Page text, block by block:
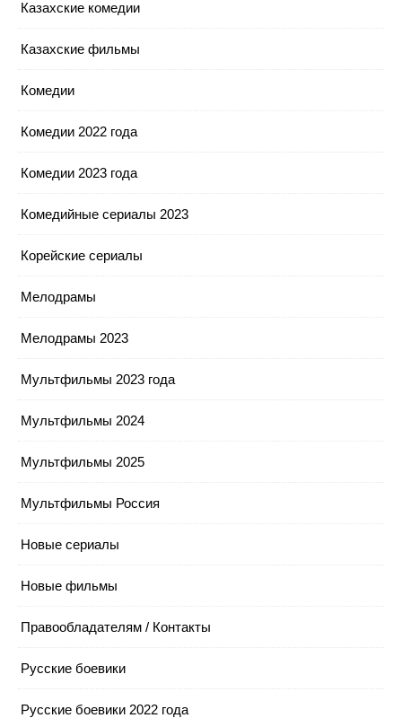
Казахские комедии
Казахские фильмы
Комедии
Комедии 2022 года
Комедии 2023 года
Комедийные сериалы 2023
Корейские сериалы
Мелодрамы
Мелодрамы 2023
Мультфильмы 2023 года
Мультфильмы 2024
Мультфильмы 2025
Мультфильмы Россия
Новые сериалы
Новые фильмы
Правообладателям / Контакты
Русские боевики
Русские боевики 2022 года